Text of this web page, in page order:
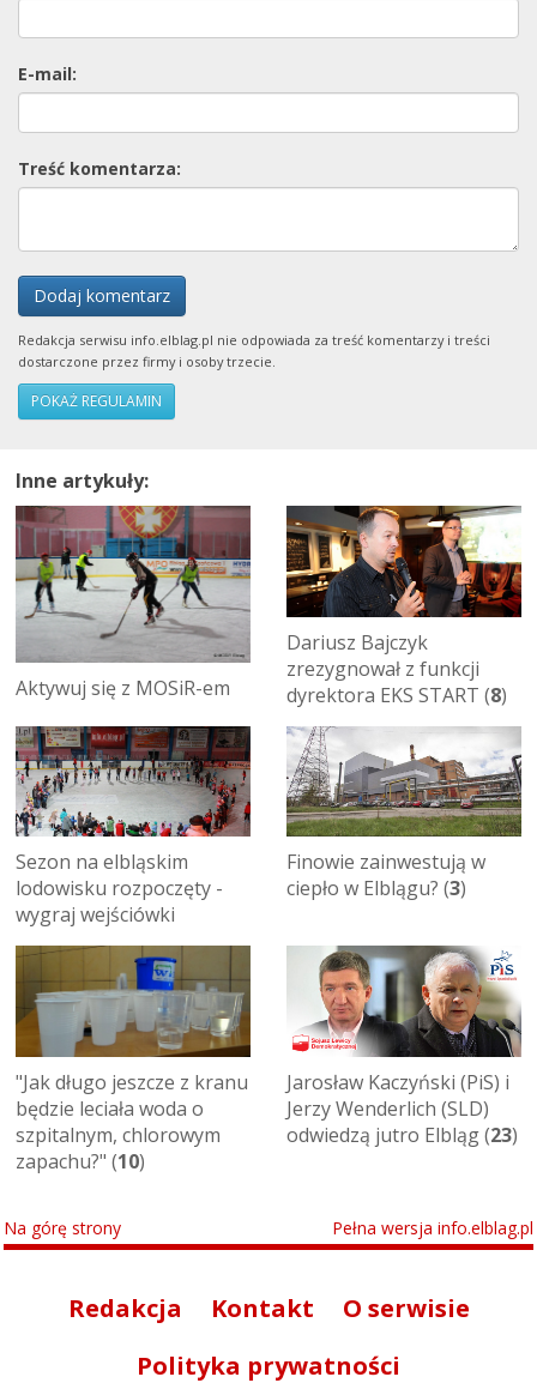
E-mail:
Treść komentarza:
Dodaj komentarz
Redakcja serwisu info.elblag.pl nie odpowiada za treść komentarzy i treści
dostarczone przez firmy i osoby trzecie.
POKAŻ REGULAMIN
Inne artykuły:
Aktywuj się z MOSiR-em
Dariusz Bajczyk
zrezygnował z funkcji
dyrektora EKS START (8)
Sezon na elbląskim
lodowisku rozpoczęty -
wygraj wejściówki
Finowie zainwestują w
ciepło w Elblągu? (3)
"Jak długo jeszcze z kranu
będzie leciała woda o
szpitalnym, chlorowym
zapachu?" (10)
Jarosław Kaczyński (PiS) i
Jerzy Wenderlich (SLD)
odwiedzą jutro Elbląg (23)
Na górę strony Pełna wersja info.elblag.pl
Redakcja Kontakt
O serwisie
Polityka prywatności